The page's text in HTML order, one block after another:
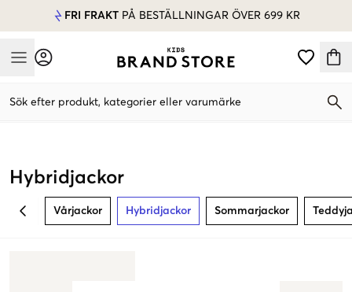
FRI FRAKT PÅ BESTÄLLNINGAR ÖVER 699 KR
Mobile Menu
Sök efter produkt, kategorier eller varumärke
Hybridjackor
BACK Vårjackor Hybridjackor Sommarjackor